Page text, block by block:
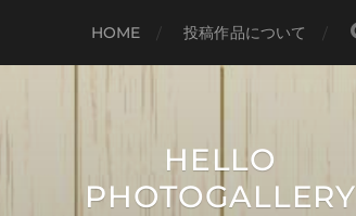
HOME 投稿作品について
HELLO
PHOTOGALLERY